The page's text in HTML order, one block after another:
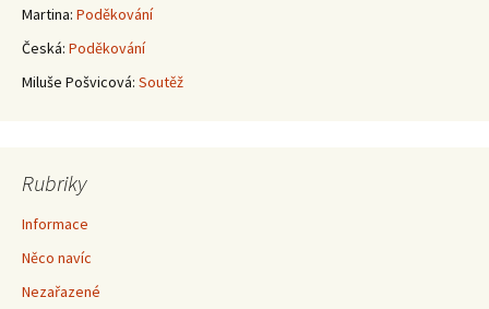
Martina: Poděkování
Česká: Poděkování
Miluše Pošvicová: Soutěž
Rubriky
Informace
Něco navíc
Nezařazené